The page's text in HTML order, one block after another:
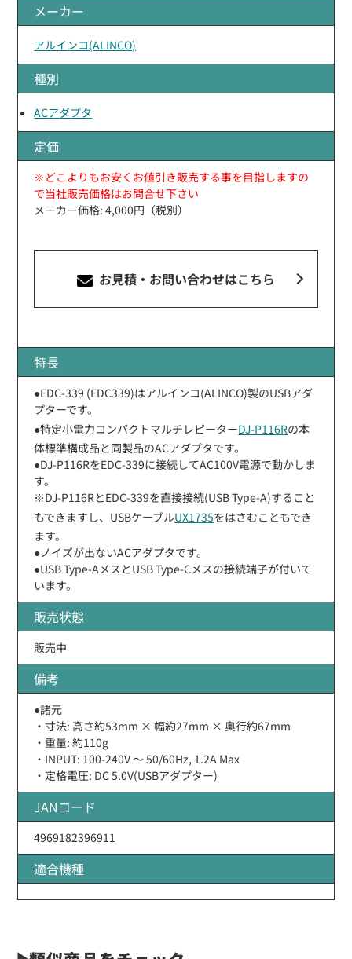
メーカー
アルインコ(ALINCO)
種別
ACアダプタ
定価
※どこよりもお安くお値引き販売する事を目指しますの
で当社販売価格はお問合せ下さい
メーカー価格: 4,000円（税別）
お見積・お問い合わせはこちら
特長
●EDC-339 (EDC339)はアルインコ(ALINCO)製のUSBアダ
プターです。
●特定小電力コンパクトマルチレピーターDJ-P116Rの本
体標準構成品と同製品のACアダプタです。
●DJ-P116RをEDC-339に接続してAC100V電源で動かしま
す。
※DJ-P116RとEDC-339を直接接続(USB Type-A)すること
もできますし、USBケーブルUX1735をはさむこともでき
ます。
●ノイズが出ないACアダプタです。
●USB Type-AメスとUSB Type-Cメスの接続端子が付いて
います。
販売状態
販売中
備考
●諸元
・寸法: 高さ約53mm × 幅約27mm × 奥行約67mm
・重量: 約110g
・INPUT: 100-240V 〜 50/60Hz, 1.2A Max
・定格電圧: DC 5.0V(USBアダプター)
JANコード
4969182396911
適合機種